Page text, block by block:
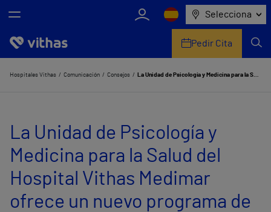
Selecciona
Nosotros
Servicios de salud
Equipo médico y asistencial
Información útil
Pedir Cita
Hospitales Vithas Comunicación Consejos La Unidad de Psicología y Medicina para la Salud del Hospital Vithas Medimar ofrece un nuevo programa de atención psicológica para la diabetes y su prevención
La Unidad de Psicología y
Medicina para la Salud del
Hospital Vithas Medimar
ofrece un nuevo programa de